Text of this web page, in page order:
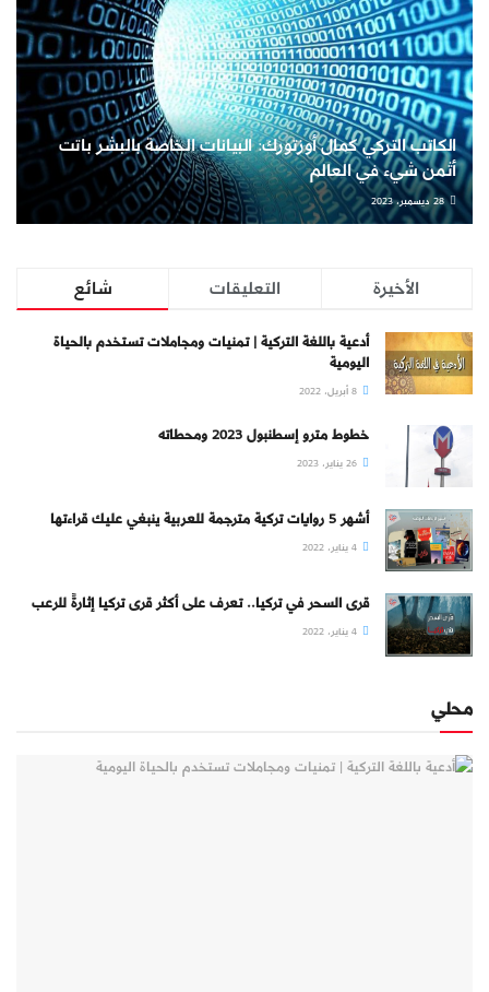
الكاتب التركي كمال أوزتورك: البيانات الخاصة بالبشر باتت
أثمن شيء في العالم
28 ديسمبر، 2023
شائع التعليقات الأخيرة
أدعية باللغة التركية | تمنيات ومجاملات تستخدم بالحياة
اليومية
خطوط مترو إسطنبول 2023 ومحطاته
أشهر 5 روايات تركية مترجمة للعربية ينبغي عليك قراءتها
قرى السحر في تركيا.. تعرف على أكثر قرى تركيا إثارةً للرعب
محلي